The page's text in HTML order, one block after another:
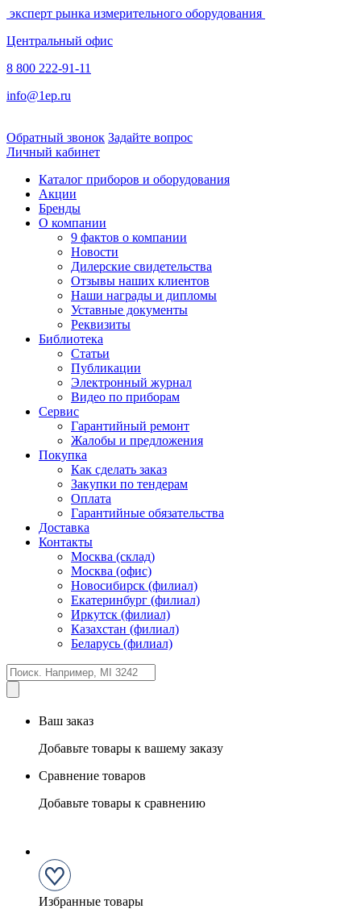
эксперт рынка измерительного оборудования
Центральный офис
8 800 222-91-11
info@1ep.ru
Обратный звонок Задайте вопрос
Личный кабинет
Каталог приборов и оборудования
Акции
Бренды
О компании
9 фактов о компании
Новости
Дилерские свидетельства
Отзывы наших клиентов
Наши награды и дипломы
Уставные документы
Реквизиты
Библиотека
Статьи
Публикации
Электронный журнал
Видео по приборам
Сервис
Гарантийный ремонт
Жалобы и предложения
Покупка
Как сделать заказ
Закупки по тендерам
Оплата
Гарантийные обязательства
Доставка
Контакты
Москва (склад)
Москва (офис)
Новосибирск (филиал)
Екатеринбург (филиал)
Иркутск (филиал)
Казахстан (филиал)
Беларусь (филиал)
Ваш заказ
Добавьте товары к вашему заказу
Сравнение товаров
Добавьте товары к сравнению
Избранные товары